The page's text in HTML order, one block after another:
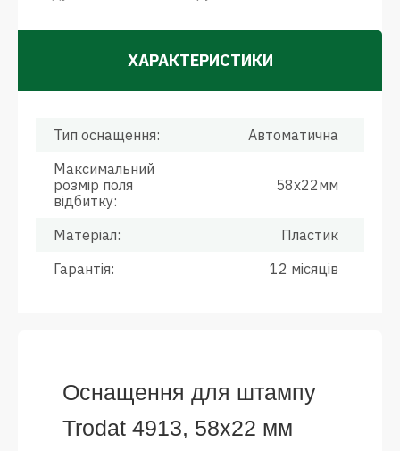
ХАРАКТЕРИСТИКИ
Тип оснащення:
Автоматична
Максимальний
розмір поля
відбитку:
58х22мм
Матеріал:
Пластик
Гарантія:
12 місяців
Оснащення для штампу
Trodat 4913, 58х22 мм